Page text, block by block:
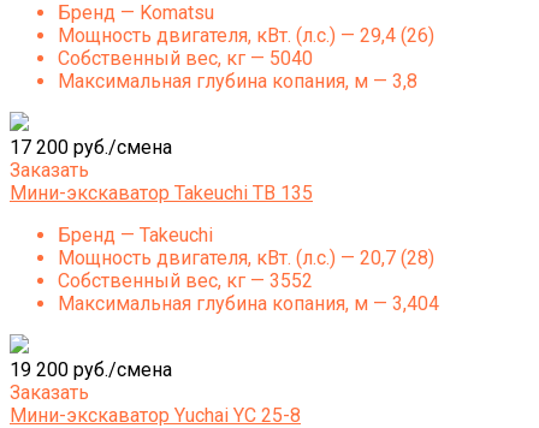
Бренд — Komatsu
Мощность двигателя, кВт. (л.с.) — 29,4 (26)
Собственный вес, кг — 5040
Максимальная глубина копания, м — 3,8
17 200 руб./смена
Заказать
Мини-экскаватор Takeuchi TB 135
Бренд — Takeuchi
Мощность двигателя, кВт. (л.с.) — 20,7 (28)
Собственный вес, кг — 3552
Максимальная глубина копания, м — 3,404
19 200 руб./смена
Заказать
Мини-экскаватор Yuchai YC 25-8